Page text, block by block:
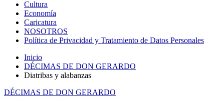
Cultura
Economía
Caricatura
NOSOTROS
Política de Privacidad y Tratamiento de Datos Personales
Inicio
DÉCIMAS DE DON GERARDO
Diatribas y alabanzas
DÉCIMAS DE DON GERARDO